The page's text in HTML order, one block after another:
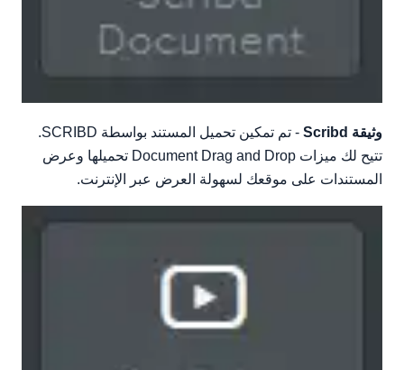
وثيقة Scribd
- تم تمكين تحميل المستند بواسطة SCRIBD.
تتيح لك ميزات Document Drag and Drop تحميلها وعرض
المستندات على موقعك لسهولة العرض عبر الإنترنت.